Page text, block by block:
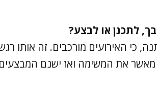
לתכנן או לבצע?
כי האירועים מורכבים. זה אותו
מאשר את המשימה ואז ישנם